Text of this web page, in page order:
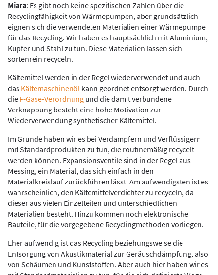
Miara: Es gibt noch keine spezifischen Zahlen über die
Recyclingfähigkeit von Wärmepumpen, aber grundsätzlich
eignen sich die verwendeten Materialien einer Wärmepumpe
für das Recycling. Wir haben es hauptsächlich mit Aluminium,
Kupfer und Stahl zu tun. Diese Materialien lassen sich
sortenrein recyceln.
Kältemittel werden in der Regel wiederverwendet und auch
das Kältemaschinenöl kann geordnet entsorgt werden. Durch
die F-Gase-Verordnung und die damit verbundene
Verknappung besteht eine hohe Motivation zur
Wiederverwendung synthetischer Kältemittel.
Im Grunde haben wir es bei Verdampfern und Verflüssigern
mit Standardprodukten zu tun, die routinemäßig recycelt
werden können. Expansionsventile sind in der Regel aus
Messing, ein Material, das sich einfach in den
Materialkreislauf zurückführen lässt. Am aufwendigsten ist es
wahrscheinlich, den Kältemittelverdichter zu recyceln, da
dieser aus vielen Einzelteilen und unterschiedlichen
Materialien besteht. Hinzu kommen noch elektronische
Bauteile, für die vorgegebene Recyclingmethoden vorliegen.
Eher aufwendig ist das Recycling beziehungsweise die
Entsorgung von Akustikmaterial zur Geräuschdämpfung, also
von Schäumen und Kunststoffen. Aber auch hier haben wir es